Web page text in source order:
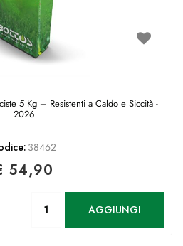
5 Kg – Resistenti a Caldo e Siccità -
2026
38462
54,90
AGGIUNGI